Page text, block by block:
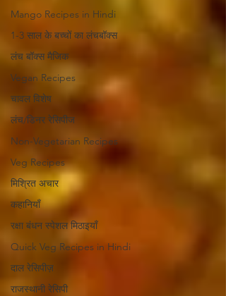
Mango Recipes in Hindi
1-3 साल के बच्चों का लंचबॉक्स
लंच बॉक्स मैजिक
Vegan Recipes
चावल विशेष
लंच/डिनर रेसिपीज
Non-Vegetarian Recipes
Veg Recipes
मिश्रित अचार
कहानियाँ
रक्षा बंधन स्पेशल मिठाइयाँ
Quick Veg Recipes in Hindi
दाल रेसिपीज़
राजस्थानी रेसिपी